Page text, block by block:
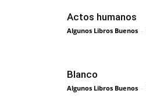
Actos humanos
Algunos Libros Buenos -
Blanco
Algunos Libros Buenos -